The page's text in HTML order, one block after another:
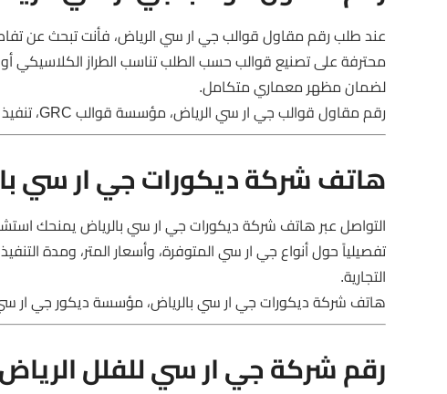
عند طلب رقم مقاول قوالب جي ار سي الرياض، فأنت تبحث عن
محترفة على تصنيع قوالب حسب الطلب تناسب الطراز الكلاسيكي
لضمان مظهر معماري متكامل.
رقم مقاول قوالب جي ار سي الرياض، مؤسسة قوالب GRC، تنفيذ زخارف جي ار سي
هاتف شركة ديكورات جي ار سي
التواصل عبر هاتف شركة ديكورات جي ار سي بالرياض يمنحك
تفصيلياً حول أنواع جي ار سي المتوفرة، وأسعار المتر، ومدة
التجارية.
هاتف شركة ديكورات جي ار سي بالرياض، مؤسسة ديكور جي ار
رقم شركة جي ار سي للفلل الرياض